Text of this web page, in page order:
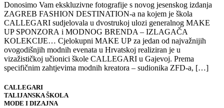
Donosimo Vam ekskluzivne fotografije s novog jesenskog izdanja
ZAGREB FASHION DESTINATION-a na kojem je škola
CALLEGARI sudjelovala u dvostrukoj ulozi generalnog MAKE
UP SPONZORA i MODNOG BRENDA – IZLAGAČA
KOLEKCIJE… Cjelokupni MAKE UP za jedan od najvažnijih
ovogodišnjih modnih evenata u Hrvatskoj realiziran je u
vizažističkoj učionici škole CALLEGARI u Gajevoj. Prema
specifičnim zahtjevima modnih kreatora – sudionika ZFD-a, […]
CALLEGARI
TALIJANSKA ŠKOLA
MODE I DIZAJNA